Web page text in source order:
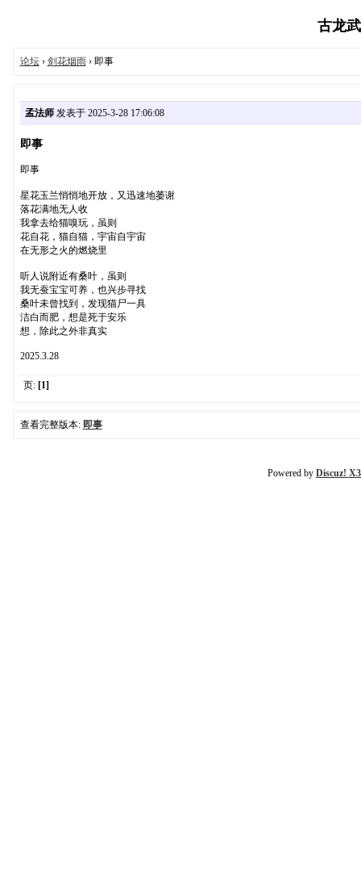
古龙
论坛› 剑花烟雨› 即事
孟法师发表于 2025-3-28 17:06:08
即事
即事
星花玉兰悄悄地开放，又迅速地萎谢
落花满地无人收
我拿去给猫嗅玩，虽则
花自花，猫自猫，宇宙自宇宙
在无形之火的燃烧里
听人说附近有桑叶，虽则
我无蚕宝宝可养，也兴步寻找
桑叶未曾找到，发现猫尸一具
洁白而肥，想是死于安乐
想，除此之外非真实
2025.3.28
页: [1]
查看完整版本: 即事
Powered by Discuz!